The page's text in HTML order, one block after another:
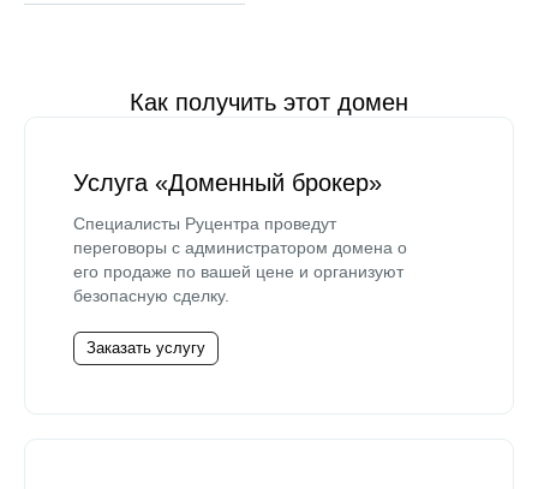
Как получить этот домен
Услуга «Доменный брокер»
Специалисты Руцентра проведут
переговоры с администратором домена о
его продаже по вашей цене и организуют
безопасную сделку.
Заказать услугу